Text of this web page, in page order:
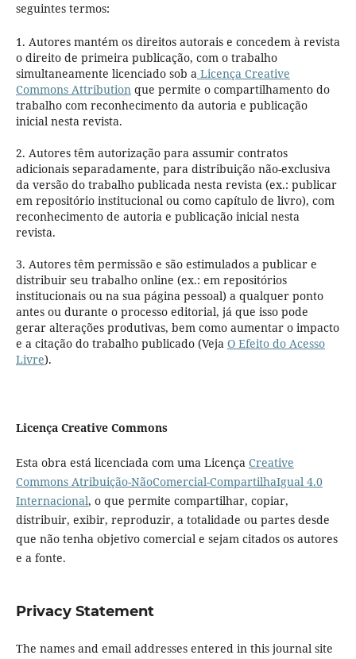
seguintes termos:
1. Autores mantém os direitos autorais e concedem à revista
o direito de primeira publicação, com o trabalho
simultaneamente licenciado sob aLicença Creative
Commons Attributionque permite o compartilhamento do
trabalho com reconhecimento da autoria e publicação
inicial nesta revista.
2. Autores têm autorização para assumir contratos
adicionais separadamente, para distribuição não-exclusiva
da versão do trabalho publicada nesta revista (ex.: publicar
em repositório institucional ou como capítulo de livro), com
reconhecimento de autoria e publicação inicial nesta
revista.
3. Autores têm permissão e são estimulados a publicar e
distribuir seu trabalho online (ex.: em repositórios
institucionais ou na sua página pessoal) a qualquer ponto
antes ou durante o processo editorial, já que isso pode
gerar alterações produtivas, bem como aumentar o impacto
e a citação do trabalho publicado (Veja O Efeito do Acesso
Livre).
Licença Creative Commons
Esta obra está licenciada com uma Licença Creative
Commons Atribuição-NãoComercial-CompartilhaIgual 4.0
Internacional, o que permite compartilhar, copiar,
distribuir, exibir, reproduzir, a totalidade ou partes desde
que não tenha objetivo comercial e sejam citados os autores
e a fonte.
Privacy Statement
The names and email addresses entered in this journal site